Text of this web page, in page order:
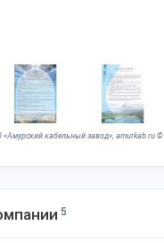
кабельный завод», amurkab.ru ©
5